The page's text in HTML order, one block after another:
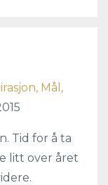
Mål
Tid for å ta
litt over året